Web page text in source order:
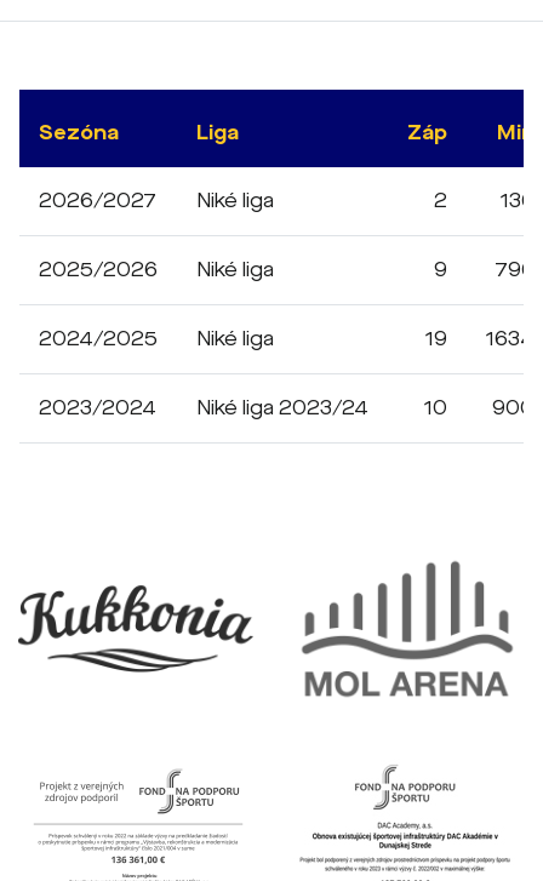
Sezóna Liga Záp Min
2026/2027 Niké liga 2 136
2025/2026 Niké liga 9 796
2024/2025 Niké liga 19 1634
2023/2024 Niké liga 2023/24 10 900